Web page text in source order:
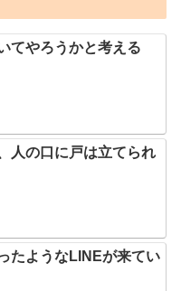
てやろうかと考える
人の口に戸は立てられ
たようなLINEが来てい